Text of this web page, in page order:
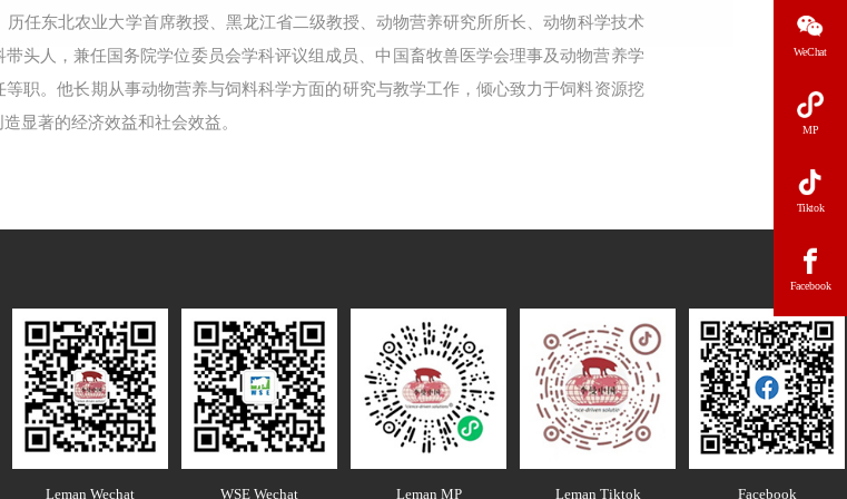
任东北农业大学首席教授、黑龙江省二级教授、动物营养研究所所长、动物科学技术
头人，兼任国务院学位委员会学科评议组成员、中国畜牧兽医学会理事及动物营养学
职。他长期从事动物营养与饲料科学方面的研究与教学工作，倾心致力于饲料资源挖
显著的经济效益和社会效益。
Leman Wechat WSE Wechat Leman MP Leman Tiktok Facebook
WeChat
MP
Tiktok
Facebook